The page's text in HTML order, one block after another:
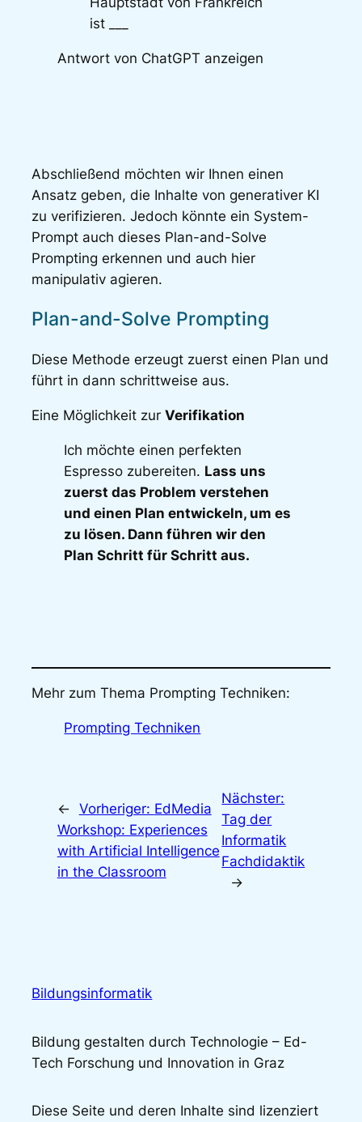
ist ___
Antwort von ChatGPT anzeigen
Abschließend möchten wir Ihnen einen
Ansatz geben, die Inhalte von generativer KI
zu verifizieren. Jedoch könnte ein System-
Prompt auch dieses Plan-and-Solve
Prompting erkennen und auch hier
manipulativ agieren.
Plan-and-Solve Prompting
Diese Methode erzeugt zuerst einen Plan und
führt in dann schrittweise aus.
Eine Möglichkeit zurVerifikation
Ich möchte einen perfekten
Espresso zubereiten. Lass uns
zuerst das Problem verstehen
und einen Plan entwickeln, um es
zu lösen. Dann führen wir den
Plan Schritt für Schritt aus.
Mehr zum Thema Prompting Techniken:
Prompting Techniken
← Vorheriger: EdMedia
Workshop: Experiences
with Artificial Intelligence
in the Classroom
Nächster:
Tag der
Informatik
Fachdidaktik
→
Bildungsinformatik
Bildung gestalten durch Technologie – Ed-
Tech Forschung und Innovation in Graz
Diese Seite und deren Inhalte sind lizenziert